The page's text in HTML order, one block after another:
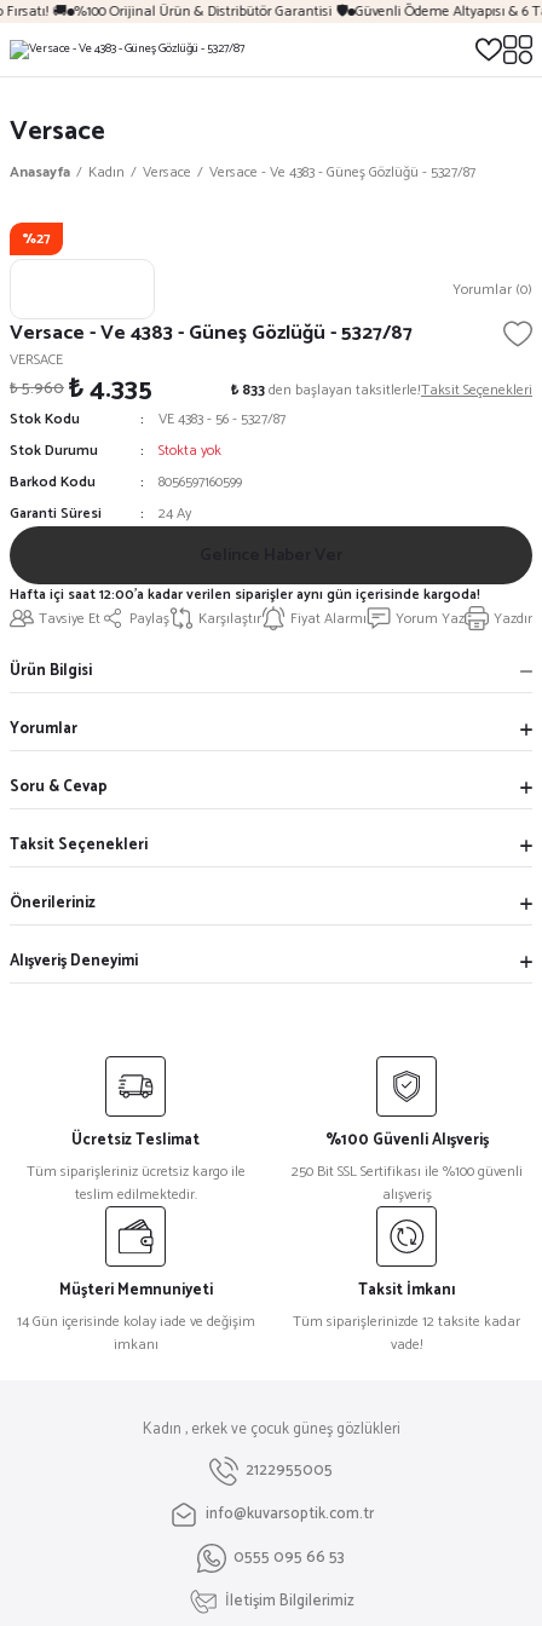
🚚 %100 Orijinal Ürün & Distribütör Garantisi 🛡️ Güvenli Ödeme Altyapısı & 6
Versace
Anasayfa Kadın Versace Versace - Ve 4383 - Güneş Gözlüğü - 5327/87
%27
Yorumlar (0)
Versace - Ve 4383 - Güneş Gözlüğü - 5327/87
VERSACE
₺ 5.960₺ 4.335 ₺ 833den başlayan taksitlerle!Taksit Seçenekleri
Stok Kodu
VE 4383 - 56 - 5327/87
Stok Durumu
Stokta yok
Barkod Kodu
8056597160599
Garanti Süresi
24 Ay
Tavsiye Et Paylaş Karşılaştır Fiyat Alarmı Yorum Yaz Yazdır
Hafta içi saat 12:00'a kadar verilen siparişler aynı gün içerisinde kargoda!
Ürün Bilgisi
Yorumlar
Soru & Cevap
Taksit Seçenekleri
Önerileriniz
Alışveriş Deneyimi
Ücretsiz Teslimat
Tüm siparişleriniz ücretsiz kargo ile
teslim edilmektedir.
%100 Güvenli Alışveriş
250 Bit SSL Sertifikası ile %100 güvenli
alışveriş
Müşteri Memnuniyeti
14 Gün içerisinde kolay iade ve değişim
imkanı
Taksit İmkanı
Tüm siparişlerinizde 12 taksite kadar
vade!
Kadın , erkek ve çocuk güneş gözlükleri
2122955005
info@kuvarsoptik.com.tr
0555 095 66 53
İletişim Bilgilerimiz